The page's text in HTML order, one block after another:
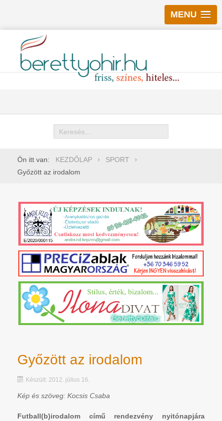
MENU
Keresés
Ön itt van: KEZDŐLAP
SPORT
Győzött az irodalom
Győzött az irodalom
Készült: 2012. július 16.
Kép és szöveg: Kocsis Csaba
Futball(b)irodalom című rendezvény nyitónapjára